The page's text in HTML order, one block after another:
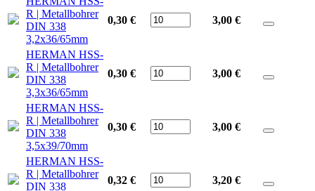
R | Metallbohrer
DIN 338
3,2x36/65mm
0,30 € 3,00 €
HERMAN HSS-
R | Metallbohrer
DIN 338
3,3x36/65mm
0,30 € 3,00 €
HERMAN HSS-
R | Metallbohrer
DIN 338
3,5x39/70mm
0,30 € 3,00 €
HERMAN HSS-
R | Metallbohrer
DIN 338
0,32 € 3,20 €